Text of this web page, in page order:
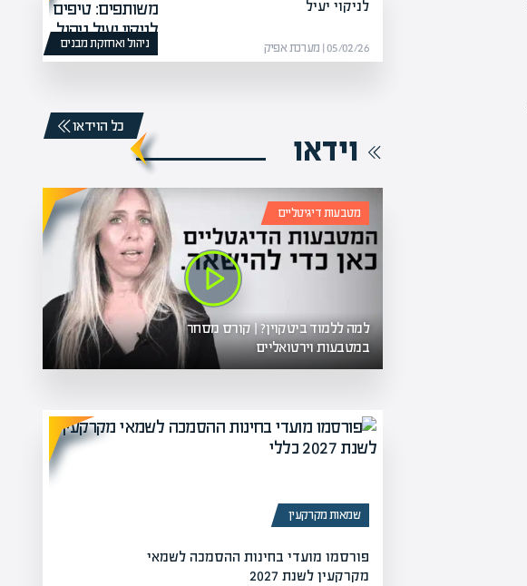
ניהול ואחזקת מבנים
לניקוי יעיל
05/02/26 | מערכת אפיק
וידאו
כל הוידאו
מטבעות דיגיטליים
למה ללמוד ביטקוין? | קורס מסחר
במטבעות וירטואליים
שמאות מקרקעין
פורסמו מועדי בחינות ההסמכה לשמאי
מקרקעין לשנת 2027